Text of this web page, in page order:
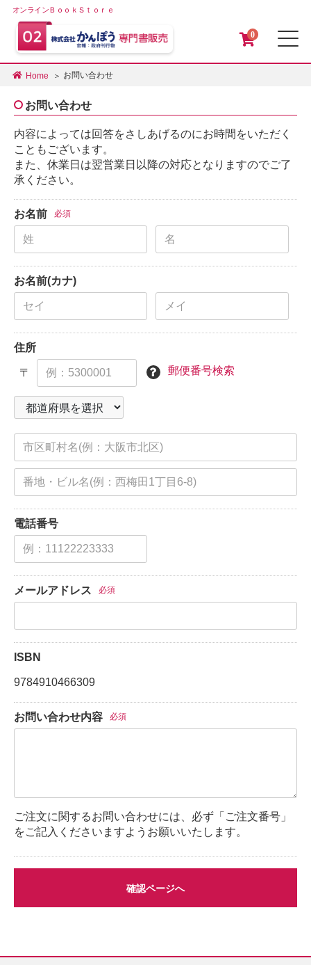
オンラインＢｏｏｋＳｔｏｒｅ
0
Home お問い合わせ
お問い合わせ
内容によっては回答をさしあげるのにお時間をいただく
こともございます。
また、休業日は翌営業日以降の対応となりますのでご了
承ください。
お名前 必須
お名前(カナ)
住所
〒 郵便番号検索
電話番号
メールアドレス 必須
ISBN
9784910466309
お問い合わせ内容 必須
ご注文に関するお問い合わせには、必ず「ご注文番号」
をご記入くださいますようお願いいたします。
確認ページへ